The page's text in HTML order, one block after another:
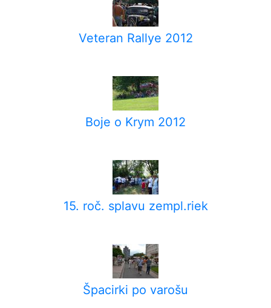
Veteran Rallye 2012
Boje o Krym 2012
15. roč. splavu zempl.riek
Špacirki po varošu